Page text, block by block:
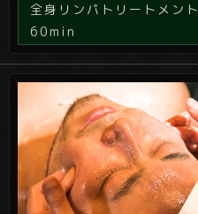
全身リンパトリートメント
60min